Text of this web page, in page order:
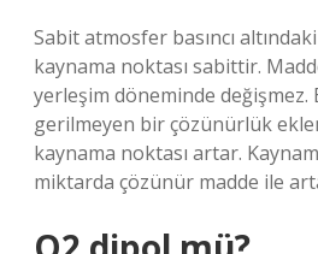
Sabit atmosfer basıncı
kaynama noktası sabittir.
yerleşim döneminde değişmez.
gerilmeyen bir çözünürlük
kaynama noktası artar.
miktarda çözünür madde ile